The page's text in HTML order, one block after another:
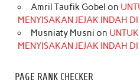
Amril Taufik Gobel on
MENYISAKAN JEJAK INDAH
Musniaty Musni on
MENYISAKAN JEJAK INDAH
PAGE RANK CHECKER